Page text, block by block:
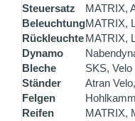
Steuersatz
MATRIX,
BeleuchtungMATRIX,
RückleuchteMATRIX,
Dynamo
Bleche
SKS, Velo
Ständer
Atran
Felgen
Reifen
MATRIX,